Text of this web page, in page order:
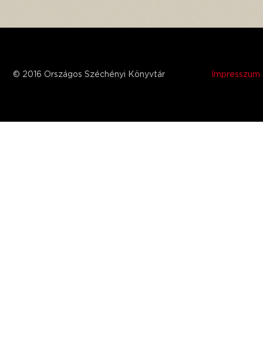
© 2016 Országos Széchényi Könyvtár Impresszum